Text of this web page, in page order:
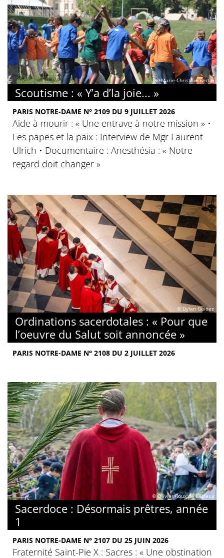
© Marie-Christine Bertin
Scoutisme : « Y’a d’la joie... »
PARIS NOTRE-DAME N° 2109 DU 9 JUILLET 2026
Aide à mourir : « Une entrave à notre mission » •
Les papes et la paix : Interview de Mgr Laurent
Ulrich • Documentaire : Anesthésia : « Notre
regard doit changer »
© Dylan Guidez
Ordinations sacerdotales : « Pour que
l’oeuvre du Salut soit annoncée »
PARIS NOTRE-DAME N° 2108 DU 2 JUILLET 2026
© Olivier Roux de Bézieux
Sacerdoce : Désormais prêtres, année
1
PARIS NOTRE-DAME N° 2107 DU 25 JUIN 2026
Fraternité Saint-Pie X : Sacres : « Une obstination